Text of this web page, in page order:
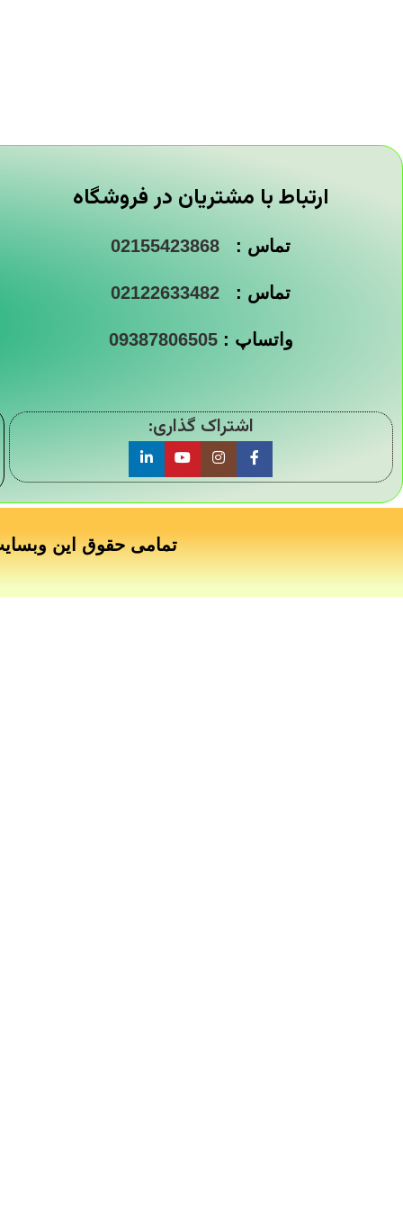
ارتباط با مشتریان در فروشگاه
تماس : 02155423868
تماس : 02122633482
واتساپ :09387806505
اشتراک گذاری:
تمامی حقوق این